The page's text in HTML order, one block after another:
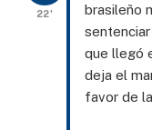
22'
brasileño
que llegó
deja el
favor de la